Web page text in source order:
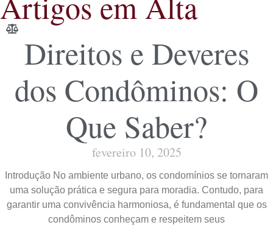
Direitos e Deveres
dos Condôminos: O
Que Saber?
fevereiro 10, 2025
Introdução No ambiente urbano, os condomínios se tornaram
uma solução prática e segura para moradia. Contudo, para
garantir uma convivência harmoniosa, é fundamental que os
condôminos conheçam e respeitem seus